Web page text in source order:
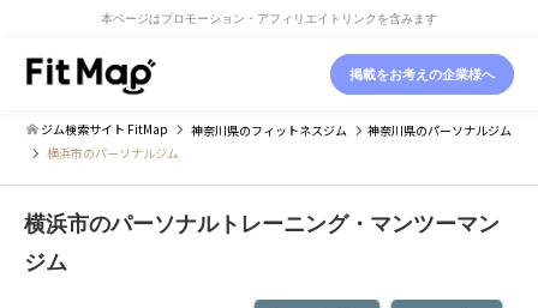
本ページはプロモーション・アフィリエイトリンクを含みます
掲載をお考えの企業様へ
ジム検索サイト FitMap 神奈川県のフィットネスジム 神奈川県のパーソナルジム
横浜市のパーソナルジム
横浜市のパーソナルトレーニング・マンツーマン
ジム